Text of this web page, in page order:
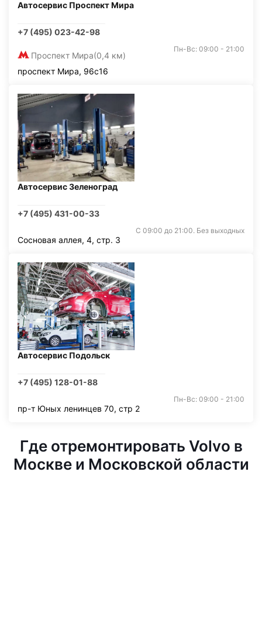
Автосервис Проспект Мира
+7 (495) 023-42-98
Проспект Мира(0,4 км)
Пн-Вс: 09:00 - 21:00
проспект Мира, 96с16
Автосервис Зеленоград
+7 (495) 431-00-33
С 09:00 до 21:00. Без выходных
Сосновая аллея, 4, стр. 3
Автосервис Подольск
+7 (495) 128-01-88
Пн-Вс: 09:00 - 21:00
пр-т Юных ленинцев 70, стр 2
Где отремонтировать Volvo в
Москве и Московской области